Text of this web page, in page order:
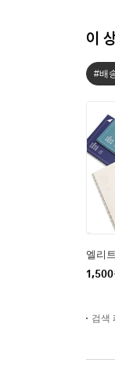
이
#배
엘리
1,500
검색